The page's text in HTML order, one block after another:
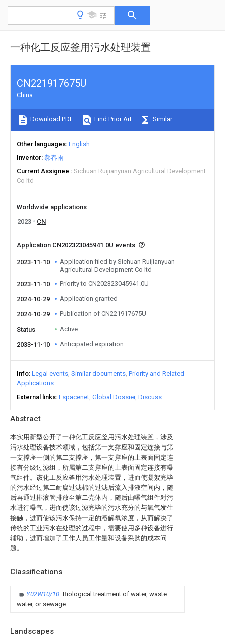
一种化工反应釜用污水处理装置
Abstract
本实用新型公开了一种化工反应釜用污水处理装置，涉及
污水处理设备技术领域，包括第一支撑座和固定连接与第
一支撑座一侧的第二支撑座，第一支撑座的上表面固定连
接有分级过滤组，所属第二支撑座的上表面固定连接有曝
气组件。该化工反应釜用污水处理装置，进而使凝絮完毕
的污水经过第二耐腐过滤棉的过滤后流入排液空间内，随
后再通过排液管排放至第二壳体内，随后由曝气组件对污
水进行曝气，进而使该过滤完毕的污水充分的与氧气发生
接触，进而使该污水保持一定的溶解氧浓度，从而解决了
传统的工业污水在处理的过程中，需要使用多种设备进行
辅助，进而增加了工作人员工作量和设备采购的成本问
题。
Classifications
Y02W10/10 Biological treatment of water, waste
water, or sewage
Landscapes
CN221917675U
China
Download PDF Find Prior Art Similar
Other languages English
Inventor 郝春雨
Current Assignee
Sichuan Ruijianyuan Agricultural Development
Co ltd
Worldwide applications
2023
CN
Application CN202323045941.0U events
2023-11-10
Application filed by Sichuan Ruijianyuan
Agricultural Development Co ltd
2023-11-10
Priority to CN202323045941.0U
2024-10-29 Application granted
2024-10-29 Publication of CN221917675U
Status Active
2033-11-10 Anticipated expiration
Info Legal events Similar documents Priority and Related
Applications
External links Espacenet Global Dossier Discuss